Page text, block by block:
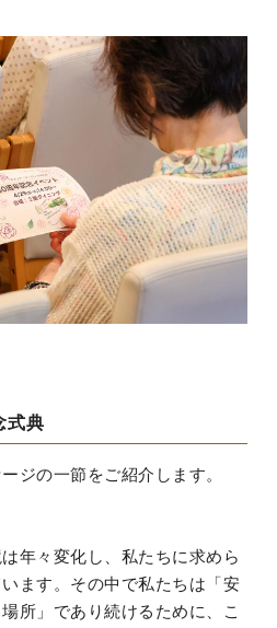
式典
ジの一節をご紹介します。
年々変化し、私たちに求めら
ます。その中で私たちは「安
所」であり続けるために、こ